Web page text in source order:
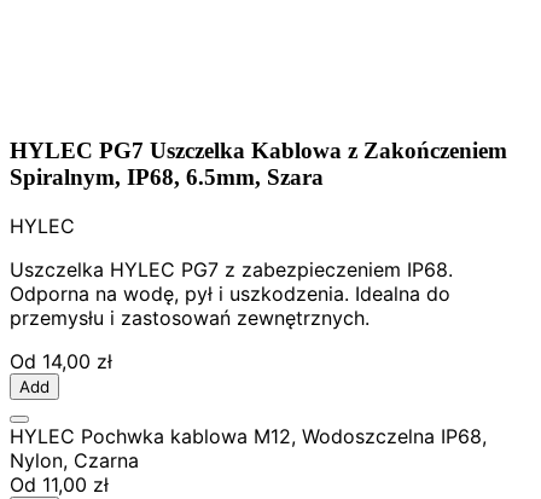
HYLEC PG7 Uszczelka Kablowa z Zakończeniem
Spiralnym, IP68, 6.5mm, Szara
HYLEC
Uszczelka HYLEC PG7 z zabezpieczeniem IP68.
Odporna na wodę, pył i uszkodzenia. Idealna do
przemysłu i zastosowań zewnętrznych.
Od 14,00 zł
Add
HYLEC Pochwka kablowa M12, Wodoszczelna IP68,
Nylon, Czarna
Od 11,00 zł